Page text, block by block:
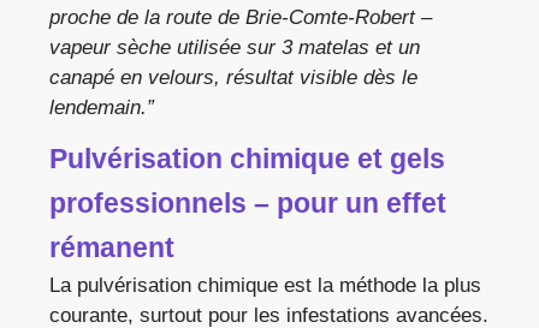
proche de la route de Brie-Comte-Robert –
vapeur sèche utilisée sur 3 matelas et un
canapé en velours, résultat visible dès le
lendemain.”
Pulvérisation chimique et gels
professionnels – pour un effet
rémanent
La pulvérisation chimique est la méthode la plus
courante, surtout pour les infestations avancées.